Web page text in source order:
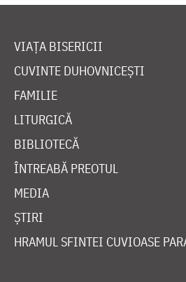
VIAȚA BISERICII
CUVINTE DUHOVNICEȘTI
FAMILIE
LITURGICĂ
BIBLIOTECĂ
ÎNTREABĂ PREOTUL
MEDIA
ȘTIRI
HRAMUL SFINTEI CUVIOASE